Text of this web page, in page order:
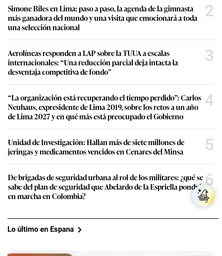
Simone Biles en Lima: paso a paso, la agenda de la gimnasta
más ganadora del mundo y una visita que emocionará a toda
una selección nacional
2
Aerolíneas responden a LAP sobre la TUUA a escalas
internacionales: “Una reducción parcial deja intacta la
desventaja competitiva de fondo”
3
“La organización está recuperando el tiempo perdido”: Carlos
Neuhaus, expresidente de Lima 2019, sobre los retos a un año
de Lima 2027 y en qué más está preocupado el Gobierno
4
Unidad de Investigación: Hallan más de siete millones de
jeringas y medicamentos vencidos en Cenares del Minsa
5
De brigadas de seguridad urbana al rol de los militares: ¿qué se
sabe del plan de seguridad que Abelardo de la Espriella pondrá
en marcha en Colombia?
6
Lo último en Espana